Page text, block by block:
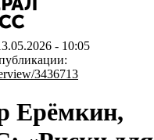
- 10:05
3436713
Ерёмкин,